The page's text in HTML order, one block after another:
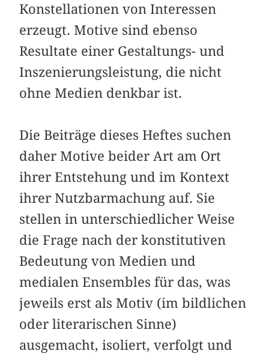
Konstellationen von Interessen
erzeugt. Motive sind ebenso
Resultate einer Gestaltungs- und
Inszenierungsleistung, die nicht
ohne Medien denkbar ist.
Die Beiträge dieses Heftes suchen
daher Motive beider Art am Ort
ihrer Entstehung und im Kontext
ihrer Nutzbarmachung auf. Sie
stellen in unterschiedlicher Weise
die Frage nach der konstitutiven
Bedeutung von Medien und
medialen Ensembles für das, was
jeweils erst als Motiv (im bildlichen
oder literarischen Sinne)
ausgemacht, isoliert, verfolgt und